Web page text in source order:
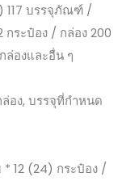
117 บรรจุภัณฑ์ /
กระป๋อง / กล่อง 200
ล่องและอื่น ๆ
อง, บรรจุที่กำหนด
12 (24) กระป๋อง /